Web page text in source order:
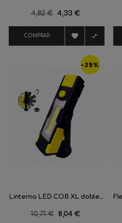
Precio
4,82 € Precio
4,33 €
COMPRAR  
-25%
Linterna LED COB XL doble...
Precio
10,71 € Precio
8,04 €